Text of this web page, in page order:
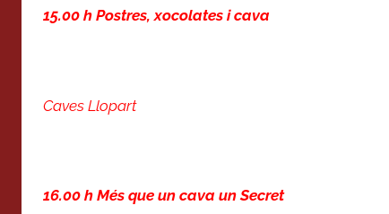
15.00 h Postres, xocolates i cava
Caves Llopart
16.00 h Més que un cava un Secret